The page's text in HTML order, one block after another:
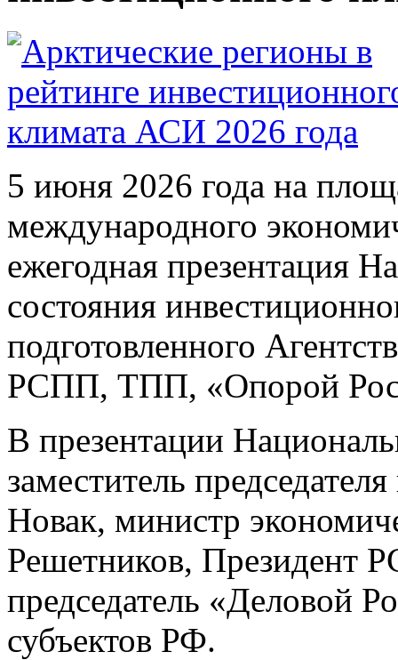
5 июня 2026 года на
международного
ежегодная презентация
состояния
подготовленного
РСПП, ТПП, «Опорой
В презентации
заместитель
Новак, министр
Решетников, Президент
председатель «Деловой
субъектов РФ.